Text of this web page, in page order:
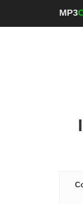
MP3